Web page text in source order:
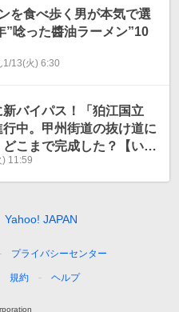
を食べ歩く男が本気で選
”唸った醬油ラーメン”10
1/13(火) 6:30
バイパス！「狛江国立
中。甲州街道の抜け道に
こまで完成した？【いま
画】
) 11:59
Yahoo! JAPAN
プライバシーセンター
規約 ヘルプ